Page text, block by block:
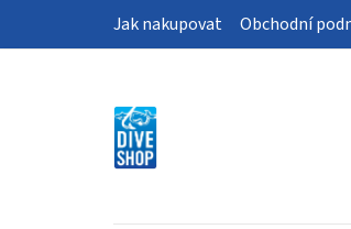
Jak nakupovat Obchodní